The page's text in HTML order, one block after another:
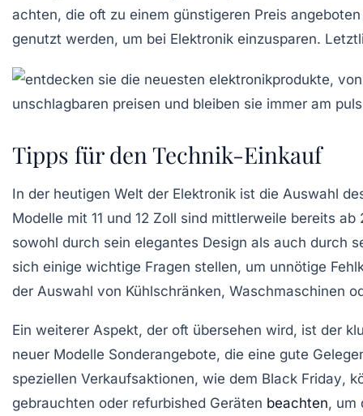
achten, die oft zu einem günstigeren Preis
genutzt werden, um bei Elektronik einzusparen.
Tipps für den Technik-Einkauf
In der heutigen Welt der Elektronik ist die Auswahl
Modelle mit 11 und 12 Zoll sind mittlerweile bereits ab
sowohl durch sein elegantes Design als auch durch
sich einige wichtige Fragen stellen, um unnötige
der Auswahl von Kühlschränken, Waschmaschinen
Ein weiterer Aspekt, der oft übersehen wird, ist der
neuer Modelle Sonderangebote, die eine gute
speziellen Verkaufsaktionen, wie dem Black Friday,
gebrauchten oder refurbished Geräten beachten, um